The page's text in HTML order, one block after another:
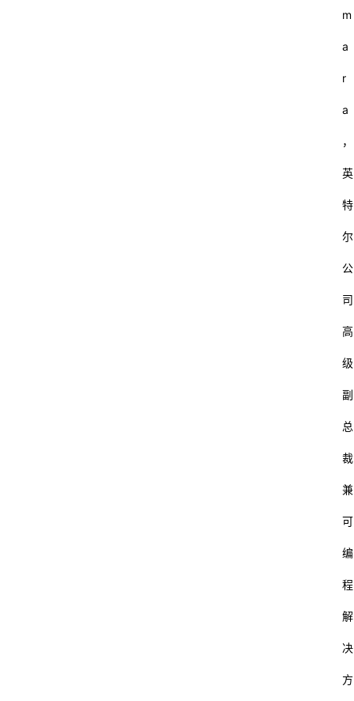
m
a
r
a
，
英
特
尔
公
司
高
级
副
总
裁
兼
可
编
程
解
决
方